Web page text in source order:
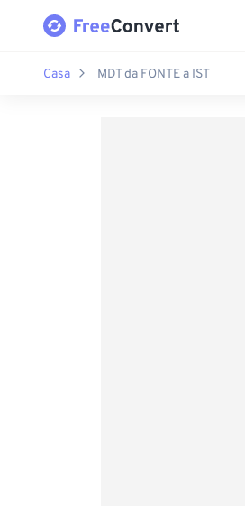
Casa MDT da FONTE a IST